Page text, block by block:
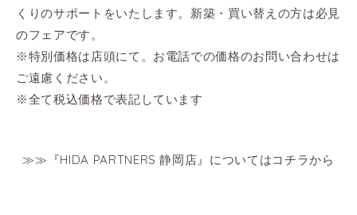
くりのサポートをいたします。新築・買い替えの方は必見
のフェアです。
※特別価格は店頭にて。お電話での価格のお問い合わせは
ご遠慮ください。
※全て税込価格で表記しています
≫≫『HIDA PARTNERS 静岡店』についてはコチラから